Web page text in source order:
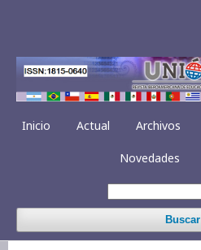
Inicio Actual Archivos
Novedades
Buscar